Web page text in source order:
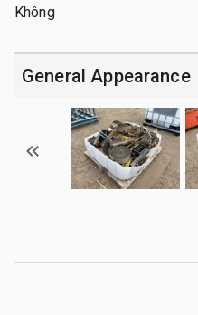
Không
General Appearance